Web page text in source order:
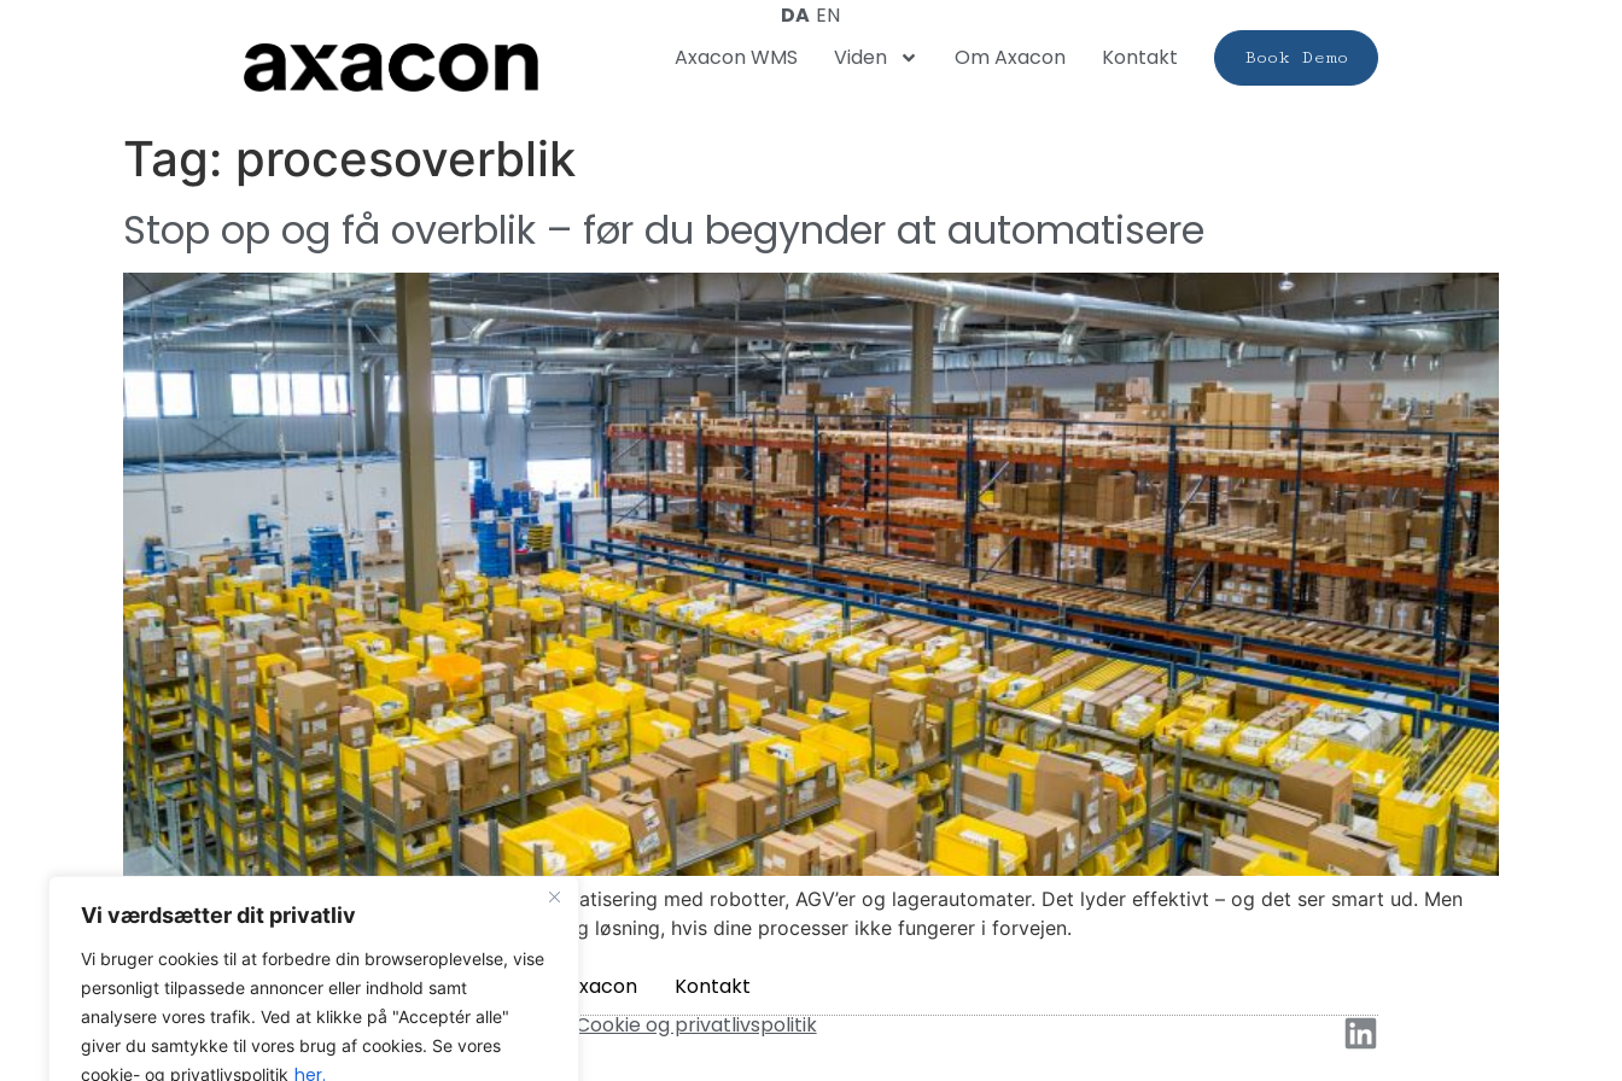
Vi værdsætter dit privatliv
Vi bruger cookies til at forbedre din browseroplevelse, vise
personligt tilpassede annoncer eller indhold samt
analysere vores trafik. Ved at klikke på "Acceptér alle"
giver du samtykke til vores brug af cookies. Se vores
cookie- og privatlivspolitik her.
DA EN
Axacon WMS
Viden Om Axacon Kontakt Book Demo
Tag: procesoverblik
Stop op og få overblik – før du begynder at automatisere
Det kan være fristende at hoppe direkte til automatisering med robotter, AGV’er og lagerautomater. Det lyder effektivt – og det ser smart ud. Men
sandheden er, at det kan blive en dyr og besværlig løsning, hvis dine processer ikke fungerer i forvejen.
Axacon WMS Viden Om Axacon
Kontakt
Axacon © 2026 All rights Reserved.
Cookie og privatlivspolitik
CVR-nummer: 21680931